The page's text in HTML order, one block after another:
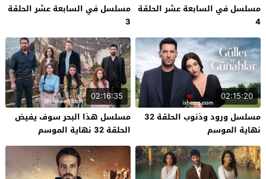
مسلسل في السابعة عشر الحلقة
4
مسلسل في السابعة عشر الحلقة
3
02:15:20
مسلسل ورود وذنوب الحلقة 32
نهاية الموسم
02:16:35
مسلسل هذا البحر سوف يفيض
الحلقة 32 نهاية الموسم